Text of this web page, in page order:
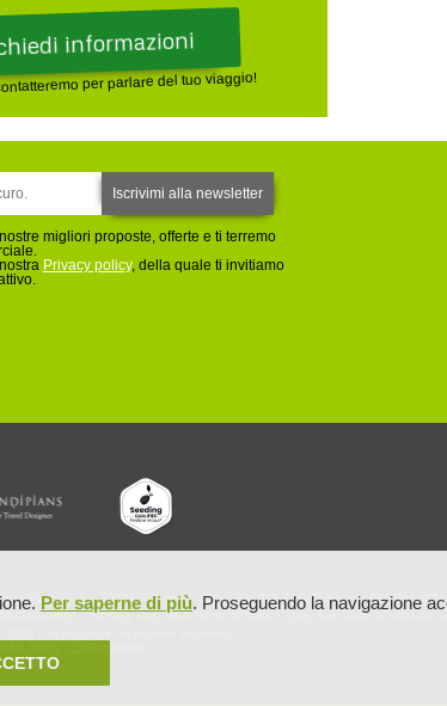
Per saperne di più. Proseguendo la navigazione
per parlare del tuo viaggio!
migliori proposte, offerte e ti terremo
Privacy policy, della quale ti invitiamo
da Padova, 1 – 10121 – Torino – Italia – Tel 011.7718046 – Fax 011.0960044
– N. Reg. Imp. REA Torino 973094 – Cap. Soc. Euro 10.000,00 i.v.
Privacy policy